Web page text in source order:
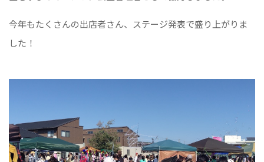
今年もたくさんの出店者さん、ステージ発表で盛り上がりま
した！